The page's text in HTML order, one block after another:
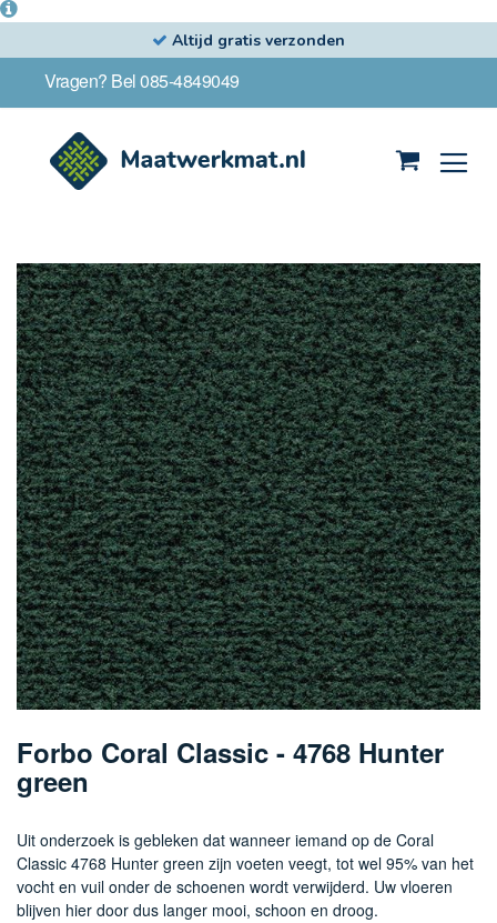
Altijd gratis verzonden
Vragen? Bel 085-4849049
Ga
naar
het
einde
van
de
afbeeldingen-
gallerij
naar
het
begin
de
afbeeldingen-
gallerij
Forbo Coral Classic - 4768 Hunter
green
Uit onderzoek is gebleken dat wanneer iemand op de Coral
Classic 4768 Hunter green zijn voeten veegt, tot wel 95% van het
vocht en vuil onder de schoenen wordt verwijderd. Uw vloeren
blijven hier door dus langer mooi, schoon en droog.